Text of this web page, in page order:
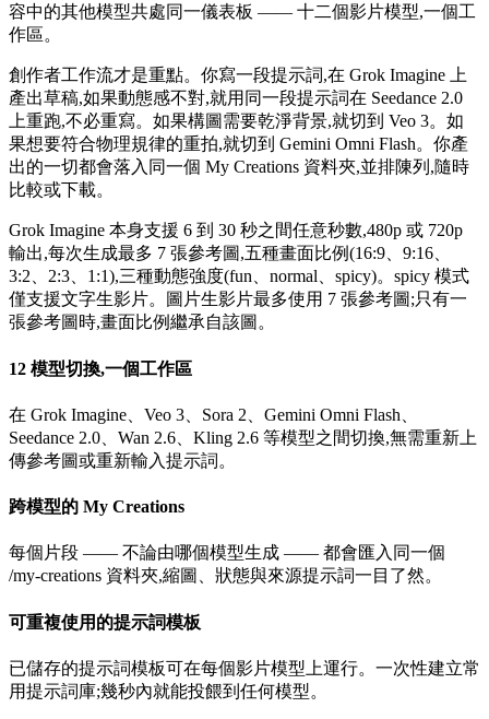
容中的其他模型共處同一儀表板 —— 十二個影片模型,一個工
作區。
創作者工作流才是重點。你寫一段提示詞,在 Grok Imagine 上
產出草稿,如果動態感不對,就用同一段提示詞在 Seedance 2.0
上重跑,不必重寫。如果構圖需要乾淨背景,就切到 Veo 3。如
果想要符合物理規律的重拍,就切到 Gemini Omni Flash。你產
出的一切都會落入同一個 My Creations 資料夾,並排陳列,隨時
比較或下載。
Grok Imagine 本身支援 6 到 30 秒之間任意秒數,480p 或 720p
輸出,每次生成最多 7 張參考圖,五種畫面比例(16:9、9:16、
3:2、2:3、1:1),三種動態強度(fun、normal、spicy)。spicy 模式
僅支援文字生影片。圖片生影片最多使用 7 張參考圖;只有一
張參考圖時,畫面比例繼承自該圖。
12 模型切換,一個工作區
在 Grok Imagine、Veo 3、Sora 2、Gemini Omni Flash、
Seedance 2.0、Wan 2.6、Kling 2.6 等模型之間切換,無需重新上
傳參考圖或重新輸入提示詞。
跨模型的 My Creations
每個片段 —— 不論由哪個模型生成 —— 都會匯入同一個
/my-creations 資料夾,縮圖、狀態與來源提示詞一目了然。
可重複使用的提示詞模板
已儲存的提示詞模板可在每個影片模型上運行。一次性建立常
用提示詞庫;幾秒內就能投餵到任何模型。